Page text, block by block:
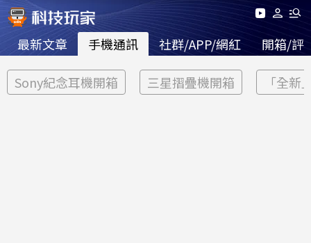
最新文章 手機通訊 社群/APP/網紅 開箱/評
Sony紀念耳機開箱 三星摺疊機開箱 「全新